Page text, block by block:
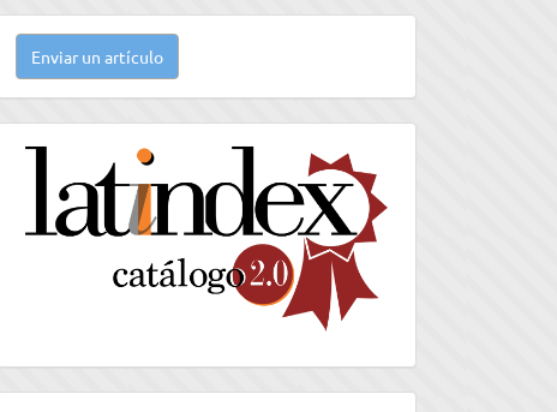
Enviar
un
artículo
Enviar un artículo
latindex